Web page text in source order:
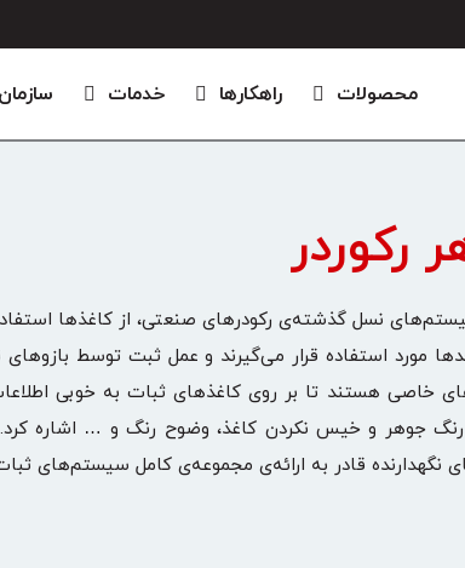
محصولات راهکارها خدمات سازمان
رکوردر
نسل گذشته‌ی رکودرهای صنعتی، از کاغذها
مورد استفاده قرار می‌گیرند و عمل ثبت توسط
خاصی هستند تا بر روی کاغذهای ثبات به خوبی
جوهر و خیس نکردن کاغذ، وضوح رنگ و … اشاره کرد.
نگهدارنده قادر به ارائه‌ی مجموعه‌ی کامل سیستم‌های